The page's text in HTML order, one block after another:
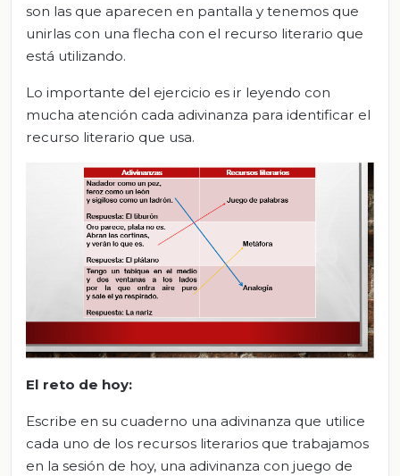
son las que aparecen en pantalla y tenemos que
unirlas con una flecha con el recurso literario que
está utilizando.
Lo importante del ejercicio es ir leyendo con
mucha atención cada adivinanza para identificar el
recurso literario que usa.
El reto de hoy:
Escribe en su cuaderno una adivinanza que utilice
cada uno de los recursos literarios que trabajamos
en la sesión de hoy, una adivinanza con juego de